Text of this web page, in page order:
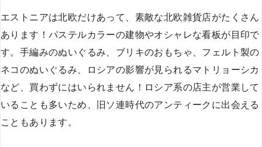
エストニアは北欧だけあって、素敵な北欧雑貨店がたくさん
あります！パステルカラーの建物やオシャレな看板が目印で
す。手編みのぬいぐるみ、ブリキのおもちゃ、フェルト製の
ネコのぬいぐるみ、ロシアの影響が見られるマトリョーシカ
など、買わずにはいられません！ロシア系の店主が営業して
いることも多いため、旧ソ連時代のアンティークに出会える
こともあります。